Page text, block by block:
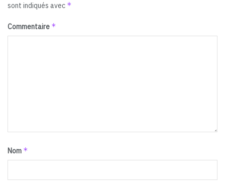
sont indiqués avec *
Commentaire *
Nom *